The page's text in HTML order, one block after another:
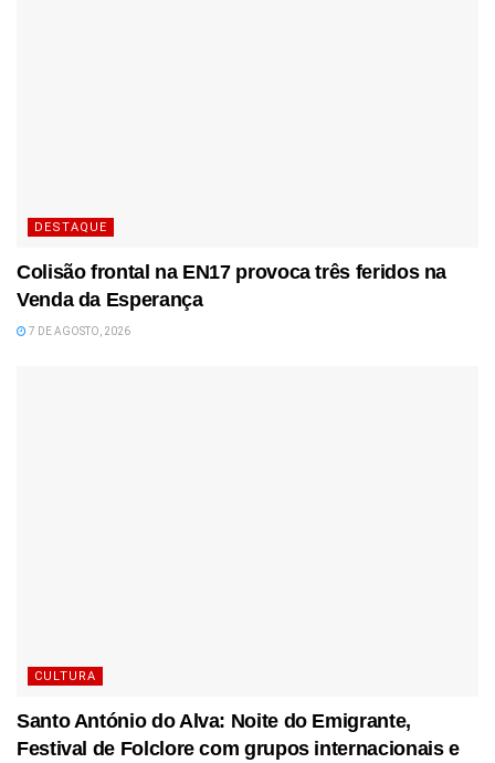
DESTAQUE
Colisão frontal na EN17 provoca três feridos na
Venda da Esperança
7 DE AGOSTO, 2026
CULTURA
Santo António do Alva: Noite do Emigrante,
Festival de Folclore com grupos internacionais e